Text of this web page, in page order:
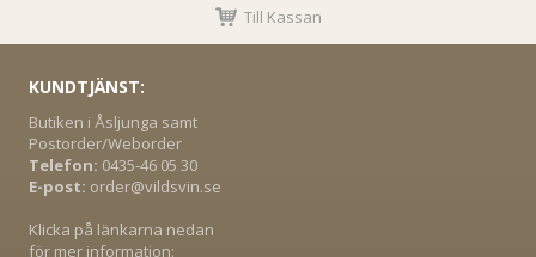
Till Kassan
KUNDTJÄNST:
Butiken i Åsljunga samt
Postorder/Weborder
Telefon: 0435-46 05 30
E-post: order@vildsvin.se
Klicka på länkarna nedan
för mer information: